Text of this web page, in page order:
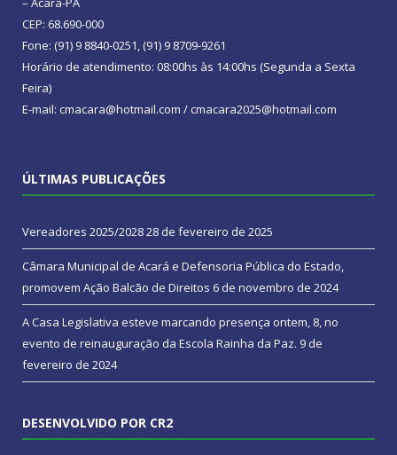
CEP: 68.690-000
Fone: (91) 9 8840-0251, (91) 9 8709-9261
Horário de atendimento: 08:00hs às 14:00hs (Segunda a Sexta
Feira)
E-mail: cmacara@hotmail.com / cmacara2025@hotmail.com
ÚLTIMAS PUBLICAÇÕES
Vereadores 2025/202828 de fevereiro de 2025
Câmara Municipal de Acará e Defensoria Pública do Estado,
promovem Ação Balcão de Direitos 6 de novembro de 2024
A Casa Legislativa esteve marcando presença ontem, 8, no
evento de reinauguração da Escola Rainha da Paz. 9 de
fevereiro de 2024
DESENVOLVIDO POR CR2